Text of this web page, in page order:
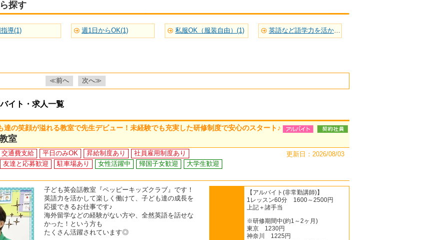
探す
導(1) 週1日からOK(1) 私服OK（服装自由）(1) 英語など語学力を活かせる(2)
≪前へ 次へ≫
イト・求人一覧
達の笑顔が溢れる教室で先生デビュー！未経験でも充実した研修制度で安心のスタート♪
室
交通費支給 平日のみOK 昇給制度あり
社員雇用制度あり
友達と応募歓迎 駐車場あり 女性活躍中 帰国子女歓迎
大学生歓迎
更新日：2026/08/03
子ども英会話教室『ペッピーキッズクラブ』です！
英語力を活かして楽しく働けて、子ども達の成長を
応援できるお仕事です♪
海外留学などの経験がない方や、全然英語を話せな
かった！という方も
たくさん活躍されています◎
【アルバイト(非常勤講師)】
1レッスン60分 1600～2500円
上記＋諸手当
※研修期間中(約1～2ヶ月)
東京 1230円
神奈川 1225円